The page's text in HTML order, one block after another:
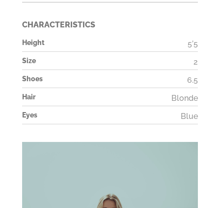
CHARACTERISTICS
Height 5’5
Size 2
Shoes 6.5
Hair Blonde
Eyes Blue